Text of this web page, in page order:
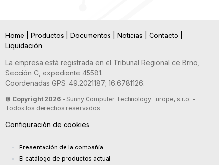
Home Productos Documentos Noticias Contacto
Liquidación
La empresa está registrada en el Tribunal Regional de Brno,
Sección C, expediente 45581.
Coordenadas GPS: 49.2021187; 16.6781126.
© Copyright 2026- Sunny Computer Technology Europe, s.r.o. -
Todos los derechos reservados
Configuración de cookies
Presentación de la compañía
El catálogo de productos actual